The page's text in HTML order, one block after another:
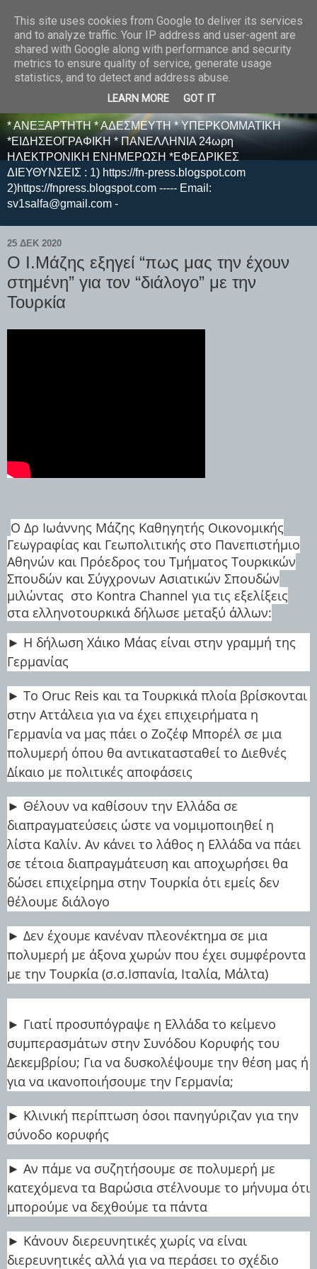
E F E N P R E S S -
ΗΛΕΚΤΡΟΝΙΚΗ
ΕΦΗΜΕΡΙΔΑ
* ΑΝΕΞΑΡΤΗΤΗ * ΑΔΕΣΜΕΥΤΗ * ΥΠΕΡΚΟΜΜΑΤΙΚΗ
*ΕΙΔΗΣΕΟΓΡΑΦΙΚΗ * ΠΑΝΕΛΛΗΝΙΑ 24ωρη
ΗΛΕΚΤΡΟΝΙΚΗ ΕΝΗΜΕΡΩΣΗ *ΕΦΕΔΡΙΚΕΣ
ΔΙΕΥΘΥΝΣΕΙΣ : 1) https://fn-press.blogspot.com
2)https://fnpress.blogspot.com ----- Email:
sv1salfa@gmail.com -
25 ΔΕΚ 2020
Ο Ι.Μάζης εξηγεί “πως μας την έχουν
στημένη” για τον “διάλογο” με την
Τουρκία
Ο Δρ Ιωάννης Μάζης Καθηγητής Οικονομικής
Γεωγραφίας και Γεωπολιτικής στο Πανεπιστήμιο
Αθηνών και Πρόεδρος του Τμήματος Τουρκικών
Σπουδών και Σύγχρονων Ασιατικών Σπουδών
μιλώντας στο Kontra Channel για τις εξελίξεις
στα ελληνοτουρκικά δήλωσε μεταξύ άλλων:
► Η δήλωση Χάικο Μάας είναι στην γραμμή της
Γερμανίας
► Το Oruc Reis και τα Τουρκικά πλοία βρίσκονται
στην Αττάλεια για να έχει επιχειρήματα η
Γερμανία να μας πάει ο Ζοζέφ Μπορέλ σε μια
πολυμερή όπου θα αντικατασταθεί το Διεθνές
Δίκαιο με πολιτικές αποφάσεις
► Θέλουν να καθίσουν την Ελλάδα σε
διαπραγματεύσεις ώστε να νομιμοποιηθεί η
λίστα Καλίν. Αν κάνει το λάθος η Ελλάδα να πάει
σε τέτοια διαπραγμάτευση και αποχωρήσει θα
δώσει επιχείρημα στην Τουρκία ότι εμείς δεν
θέλουμε διάλογο
► Δεν έχουμε κανέναν πλεονέκτημα σε μια
πολυμερή με άξονα χωρών που έχει συμφέροντα
με την Τουρκία (σ.σ.Ισπανία, Ιταλία, Μάλτα)
► Γιατί προσυπόγραψε η Ελλάδα το κείμενο
συμπερασμάτων στην Συνόδου Κορυφής του
Δεκεμβρίου; Για να δυσκολέψουμε την θέση μας ή
για να ικανοποιήσουμε την Γερμανία;
► Κλινική περίπτωση όσοι πανηγύριζαν για την
σύνοδο κορυφής
► Αν πάμε να συζητήσουμε σε πολυμερή με
κατεχόμενα τα Βαρώσια στέλνουμε το μήνυμα ότι
μπορούμε να δεχθούμε τα πάντα
► Κάνουν διερευνητικές χωρίς να είναι
διερευνητικές αλλά για να περάσει το σχέδιο
This site uses cookies from Google to deliver its services
and to analyze traffic. Your IP address and user-agent are
shared with Google along with performance and security
metrics to ensure quality of service, generate usage
statistics, and to detect and address abuse.
LEARN MORE GOT IT